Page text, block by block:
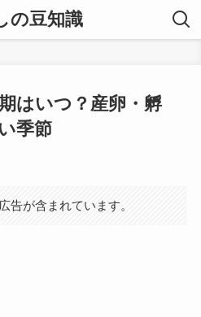
の豆知識
はいつ？産卵・孵
季節
告が含まれています。